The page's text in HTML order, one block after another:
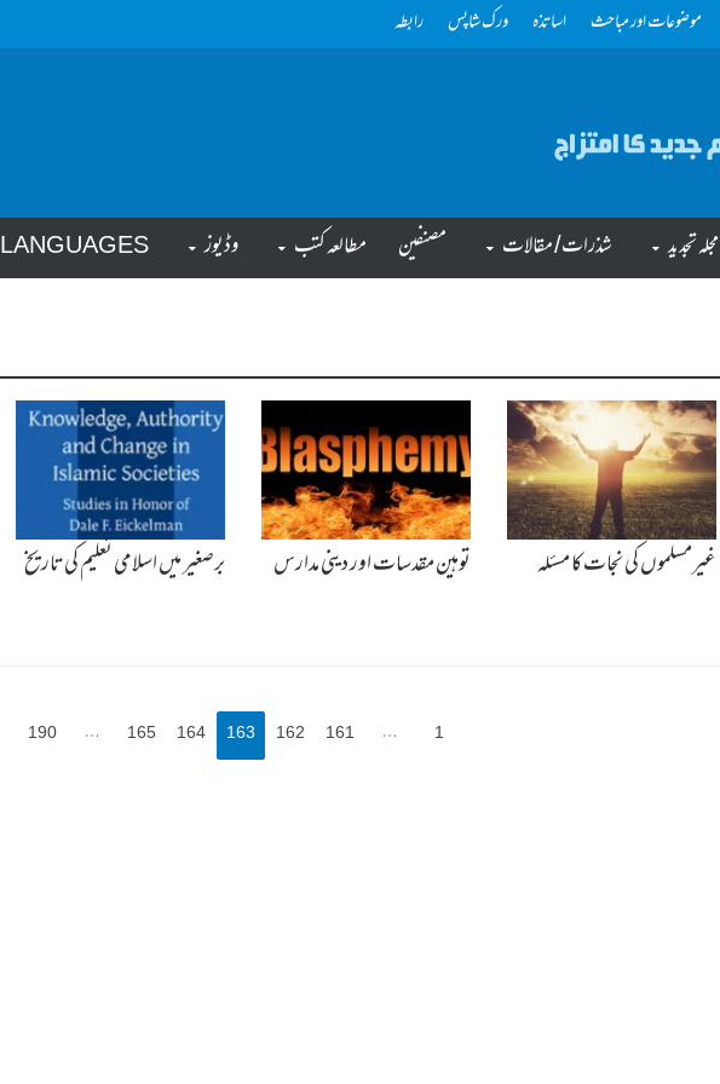
موضوعات اور مباحث اساتذہ ورک شاپس رابطہ
مجلہ تجدید شذرات/ مقالات مصنفین مطالعہ کتب وڈیوز LANGUAGES
غیرمسلموں کی نجات کا مسئلہ توہین مقدسات اور دینی مدارس برصغیر میں اسلامی تعلیم کی تاریخ
1
…
161
162
163
164
165
…
190